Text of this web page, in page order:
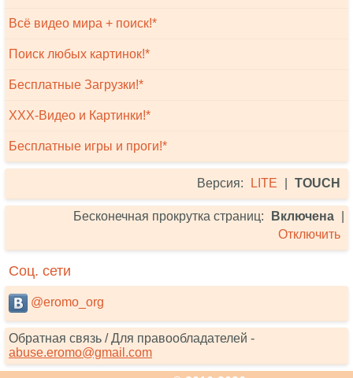
Всё видео мира + поиск!*
Поиск любых картинок!*
Бесплатные Загрузки!*
XXX-Видео и Картинки!*
Бесплатные игры и проги!*
Версия: LITE TOUCH
Бесконечная прокрутка страниц: Включена
Отключить
Соц. сети
@eromo_org
Обратная связь / Для правообладателей -
abuse.eromo@gmail.com